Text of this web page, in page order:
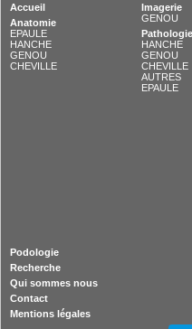
Accueil
Anatomie
EPAULE
HANCHE
GENOU
CHEVILLE
Imagerie
GENOU
Pathologie
HANCHE
GENOU
CHEVILLE
AUTRES
EPAULE
Podologie
Recherche
Qui sommes nous
Contact
Mentions légales